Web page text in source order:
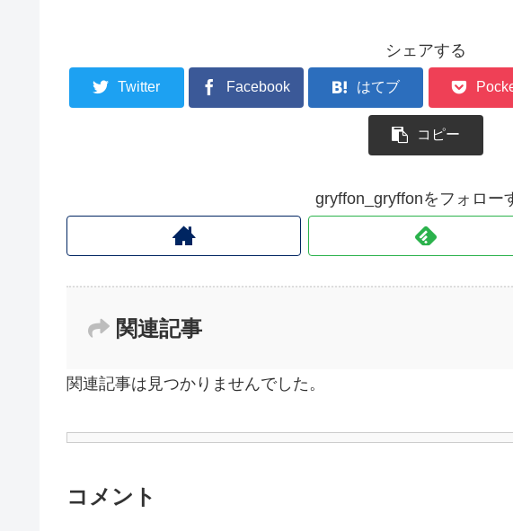
シェアする
Twitter Facebook はてブ
コピー
gryffon_gryffonをフォロー
関連記事
関連記事は見つかりませんでした。
コメント